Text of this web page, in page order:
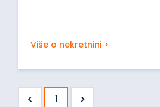
Više o nekretnini >
< 1 >